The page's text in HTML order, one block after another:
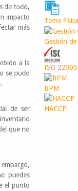
de todo,
impacto
más
a la
se pudo
de ser
que no
puedes
el punto
Toma
Gestión
ISO 22000
BPM
HACCP